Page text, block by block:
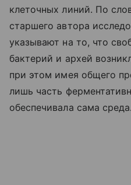
клеточных линий. По
старшего автора
указывают на то, что
бактерий и архей
при этом имея общего
лишь часть
обеспечивала сама среда.